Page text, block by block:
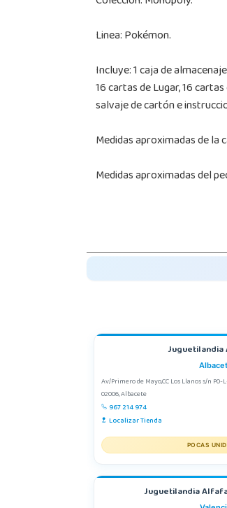
Linea: Pokémon.
Incluye: 1 caja de
16 cartas de Lugar, 16
salvaje de cartón e
Medidas aproximadas de la
Medidas aproximadas del
Av/Primero de Mayo,CC Los Llanos s/n P0-
02006, Albacete
967 214 974
Localizar Tienda
POCAS
Juguetilandia